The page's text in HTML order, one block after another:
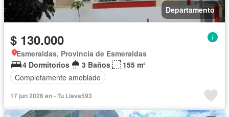
Departamento
$ 130.000
Esmeraldas, Provincia de Esmeraldas
4 Dormitorios
3 Baños
155 m²
Completamente amoblado
17 jun 2026 en - Tu Llave593